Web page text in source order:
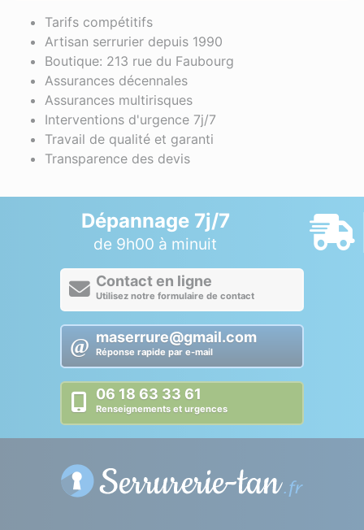
Tarifs compétitifs
Artisan serrurier depuis 1990
Boutique: 213 rue du Faubourg
Assurances décennales
Assurances multirisques
Interventions d'urgence 7j/7
Travail de qualité et garanti
Transparence des devis
Dépannage 7j/7
de 9h00 à minuit
Contact en ligne
Utilisez notre formulaire de contact
maserrure@gmail.com
Réponse rapide par e-mail
06 18 63 33 61
Renseignements et urgences